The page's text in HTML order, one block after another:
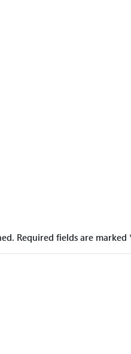
Required fields are marked